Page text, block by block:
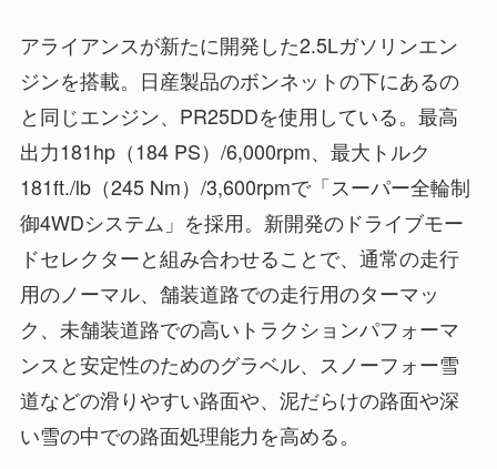
アライアンスが新たに開発した2.5Lガソリンエン
ジンを搭載。日産製品のボンネットの下にあるの
と同じエンジン、PR25DDを使用している。最高
出力181hp（184 PS）/6,000rpm、最大トルク
181ft./lb（245 Nm）/3,600rpmで「スーパー全輪制
御4WDシステム」を採用。新開発のドライブモー
ドセレクターと組み合わせることで、通常の走行
用のノーマル、舗装道路での走行用のターマッ
ク、未舗装道路での高いトラクションパフォーマ
ンスと安定性のためのグラベル、スノーフォー雪
道などの滑りやすい路面や、泥だらけの路面や深
い雪の中での路面処理能力を高める。